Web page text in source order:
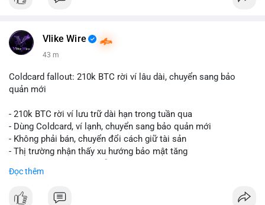
premium, PVA, aged với giá tốt nhất!
Vlike Wire
43 m
Coldcard fallout: 210k BTC rời ví lâu dài, chuyển sang bảo
quản mới
- 210k BTC rời ví lưu trữ dài hạn trong tuần qua
- Dùng Coldcard, ví lạnh, chuyển sang bảo quản mới
- Không phải bán, chuyển đổi cách giữ tài sản
- Thị trường nhận thấy xu hướng bảo mật tăng
Đọc thêm